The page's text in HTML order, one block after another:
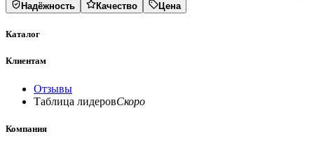
Надёжность
Качество Цена
Каталог
Клиентам
Отзывы
Таблица лидеровСкоро
Компания